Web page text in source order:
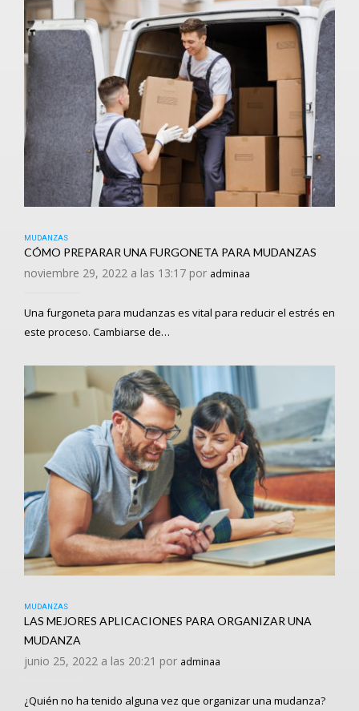
MUDANZAS
CÓMO PREPARAR UNA FURGONETA PARA MUDANZAS
noviembre 29, 2022 a las 13:17 por adminaa
Una furgoneta para mudanzas es vital para reducir el estrés en
este proceso. Cambiarse de…
MUDANZAS
LAS MEJORES APLICACIONES PARA ORGANIZAR UNA
MUDANZA
junio 25, 2022 a las 20:21 por adminaa
¿Quién no ha tenido alguna vez que organizar una mudanza?